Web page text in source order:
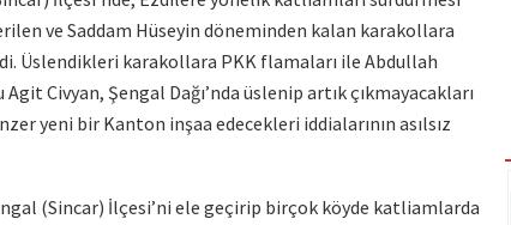
ve Saddam Hüseyin döneminden kalan karakollara
Üslendikleri karakollara PKK flamaları ile Abdullah
Civyan, Şengal Dağı’nda üslenip artık çıkmayacakları
yeni bir Kanton inşaa edecekleri iddialarının asılsız
(Sincar) İlçesi’ni ele geçirip birçok köyde katliamlarda